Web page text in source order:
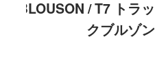
BLOUSON / T7 トラッ
クブルゾン